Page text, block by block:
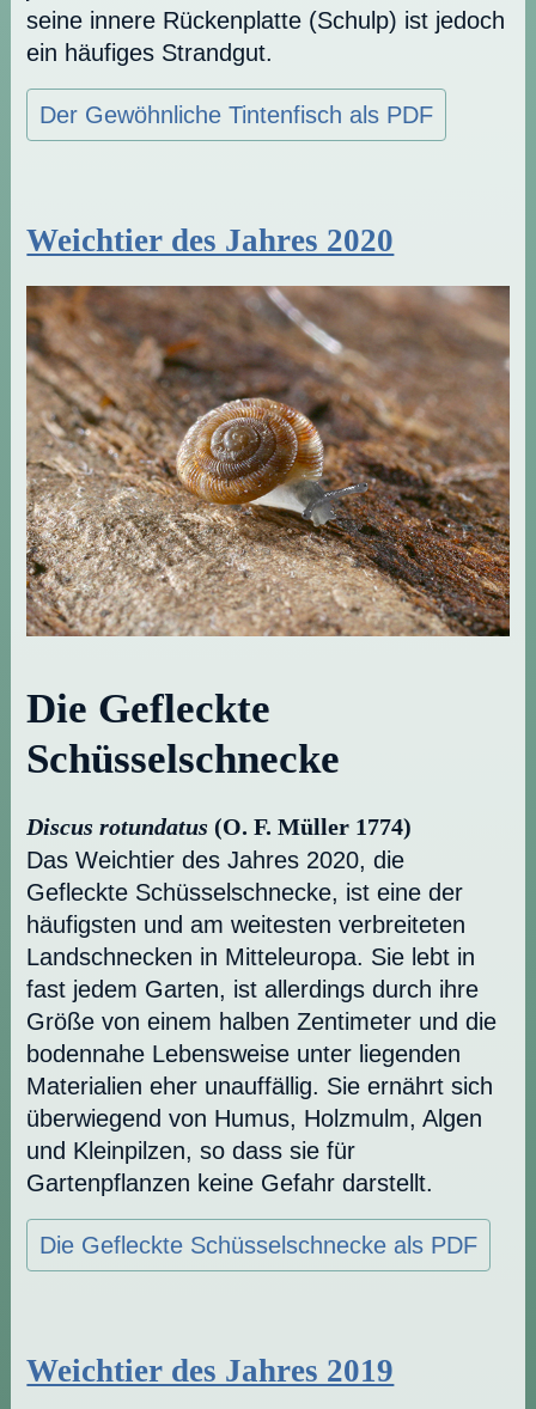
seine innere Rückenplatte (Schulp) ist jedoch
ein häufiges Strandgut.
Der Gewöhnliche Tintenfisch als PDF
Weichtier des Jahres 2020
Die Gefleckte
Schüsselschnecke
Discus rotundatus (O. F. Müller 1774)
Das Weichtier des Jahres 2020, die
Gefleckte Schüsselschnecke, ist eine der
häufigsten und am weitesten verbreiteten
Landschnecken in Mitteleuropa. Sie lebt in
fast jedem Garten, ist allerdings durch ihre
Größe von einem halben Zentimeter und die
bodennahe Lebensweise unter liegenden
Materialien eher unauffällig. Sie ernährt sich
überwiegend von Humus, Holzmulm, Algen
und Kleinpilzen, so dass sie für
Gartenpflanzen keine Gefahr darstellt.
Die Gefleckte Schüsselschnecke als PDF
Weichtier des Jahres 2019